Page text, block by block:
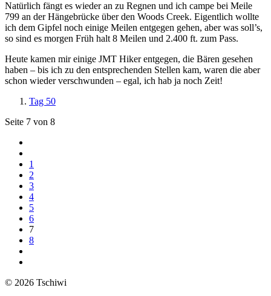
Natürlich fängt es wieder an zu Regnen und ich campe bei Meile
799 an der Hängebrücke über den Woods Creek. Eigentlich wollte
ich dem Gipfel noch einige Meilen entgegen gehen, aber was soll’s,
so sind es morgen Früh halt 8 Meilen und 2.400 ft. zum Pass.
Heute kamen mir einige JMT Hiker entgegen, die Bären gesehen
haben – bis ich zu den entsprechenden Stellen kam, waren die aber
schon wieder verschwunden – egal, ich hab ja noch Zeit!
Tag 50
Seite 7 von 8
1
2
3
4
5
6
7
8
© 2026 Tschiwi